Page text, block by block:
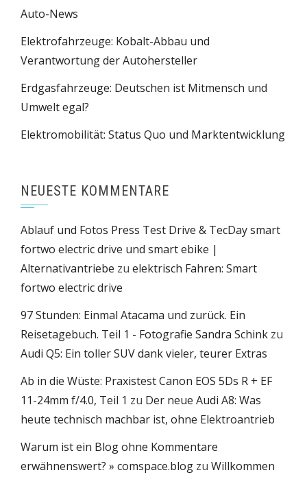
Auto-News
Elektrofahrzeuge: Kobalt-Abbau und
Verantwortung der Autohersteller
Erdgasfahrzeuge: Deutschen ist Mitmensch und
Umwelt egal?
Elektromobilität: Status Quo und Marktentwicklung
NEUESTE KOMMENTARE
Ablauf und Fotos Press Test Drive & TecDay smart
fortwo electric drive und smart ebike |
Alternativantriebe zu elektrisch Fahren: Smart
fortwo electric drive
97 Stunden: Einmal Atacama und zurück. Ein
Reisetagebuch. Teil 1 - Fotografie Sandra Schink zu
Audi Q5: Ein toller SUV dank vieler, teurer Extras
Ab in die Wüste: Praxistest Canon EOS 5Ds R + EF
11-24mm f/4.0, Teil 1 zu Der neue Audi A8: Was
heute technisch machbar ist, ohne Elektroantrieb
Warum ist ein Blog ohne Kommentare
erwähnenswert? » comspace.blog zu Willkommen